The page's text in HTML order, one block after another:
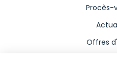
Procès-
Offres